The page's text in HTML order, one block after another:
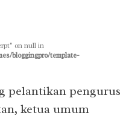
on null in
bloggingpro/template-
pelantikan pengurus
ketua umum